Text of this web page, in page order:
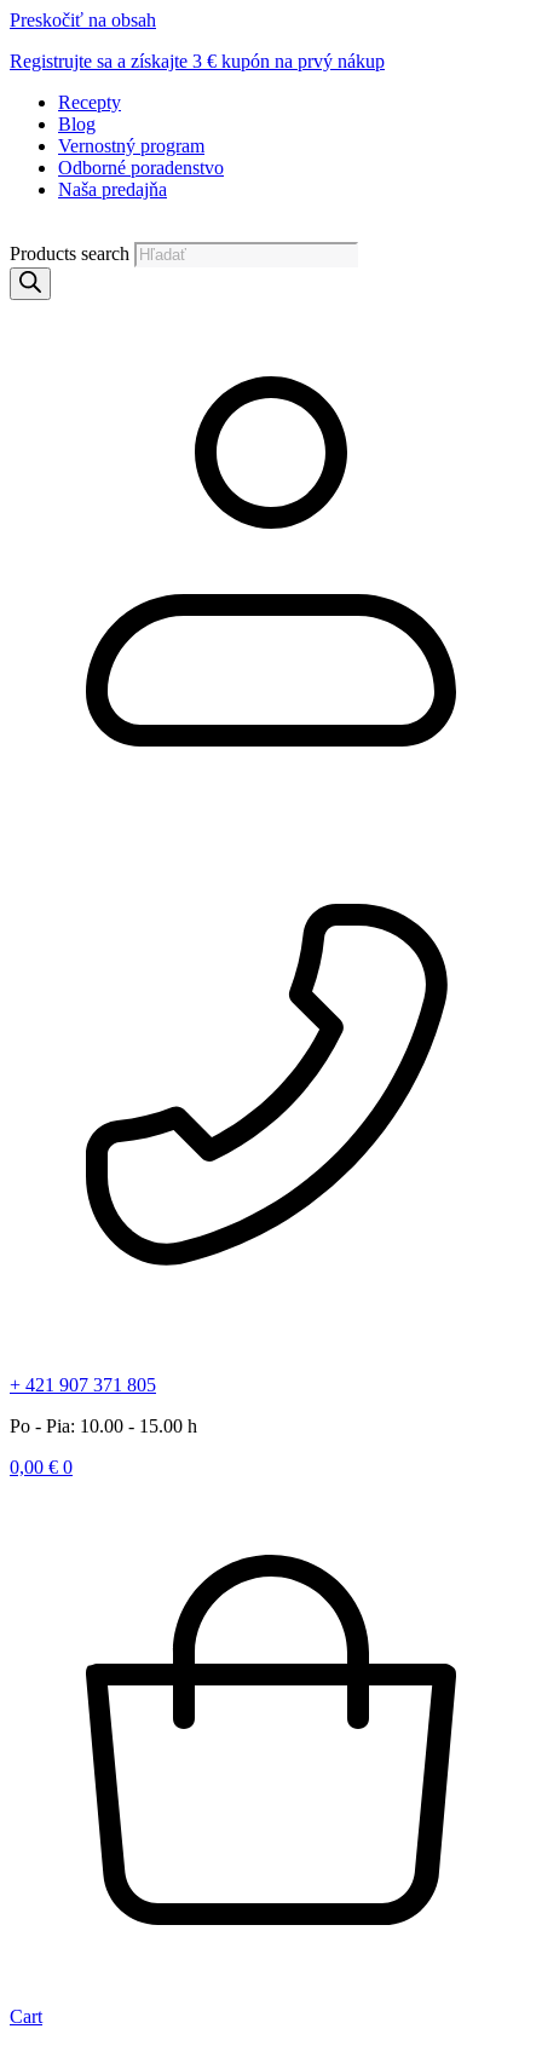
Preskočiť na obsah
Registrujte sa a získajte 3 € kupón na prvý nákup
Recepty
Blog
Vernostný program
Odborné poradenstvo
Naša predajňa
Products search
+ 421 907 371 805
Po - Pia: 10.00 - 15.00 h
0,00 € 0
Cart